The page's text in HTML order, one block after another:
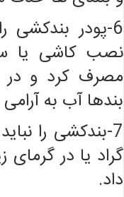
نصب کاشی یا
بندها آب به
گراد یا در گرمای
داد.